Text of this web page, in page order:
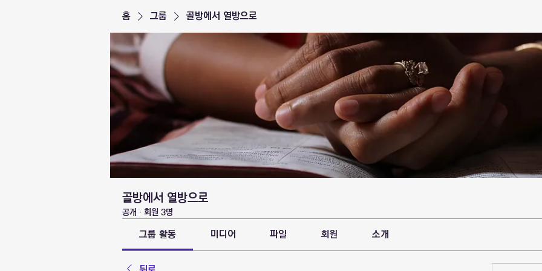
홈 그룹 골방에서 열방으로
골방에서 열방으로
공개 · 회원 3명
그룹 활동 미디어 파일 회원 소개